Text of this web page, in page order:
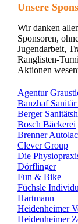
Unsere
Wir danken
Sponsoren,
Jugendarbeit,
Ranglisten-
Aktionen
Agentur
Banzhaf Sanitär
Berger
Bosch Bäckerei
Brenner
Clever Group
Die
Dörflinger
Fun & Bike
Füchsle
Hartmann
Heidenheimer
Heidenheimer